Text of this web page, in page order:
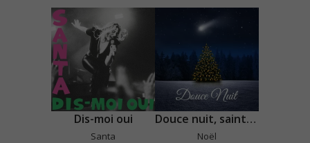
Dis-moi oui
Santa
Douce nuit, sainte nuit
Noël